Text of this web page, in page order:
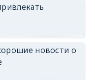
новости о